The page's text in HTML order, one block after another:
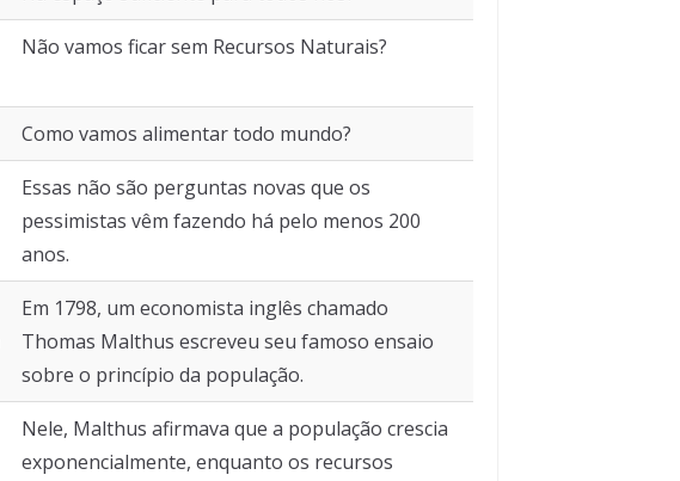
Não vamos ficar sem Recursos Naturais?
Como vamos alimentar todo mundo?
Essas não são perguntas novas que os
pessimistas vêm fazendo há pelo menos 200
anos.
Em 1798, um economista inglês chamado
Thomas Malthus escreveu seu famoso ensaio
sobre o princípio da população.
Nele, Malthus afirmava que a população crescia
exponencialmente, enquanto os recursos